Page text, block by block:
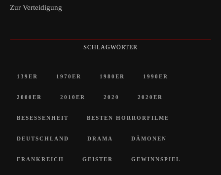
Zur Verteidigung
SCHLAGWÖRTER
139ER 1970ER 1980ER 1990ER
2000ER 2010ER 2020 2020ER
BESESSENHEIT BESTEN HORRORFILME
DEUTSCHLAND DRAMA DÄMONEN
FRANKREICH GEISTER GEWINNSPIEL